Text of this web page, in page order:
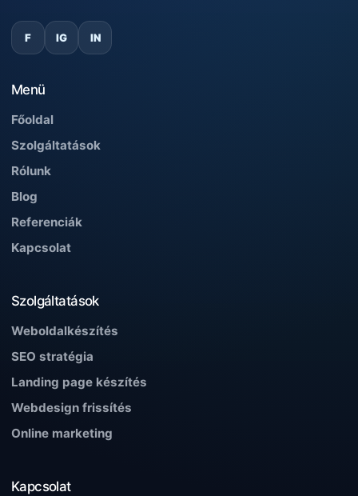
F IG IN
Menü
Főoldal
Szolgáltatások
Rólunk
Blog
Referenciák
Kapcsolat
Szolgáltatások
Weboldalkészítés
SEO stratégia
Landing page készítés
Webdesign frissítés
Online marketing
Kapcsolat